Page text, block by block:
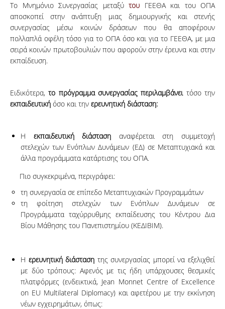
Το Μνημόνιο Συνεργασίας μεταξύ του ΓΕΕΘΑ και του ΟΠΑ
αποσκοπεί στην ανάπτυξη μιας δημιουργικής και στενής
συνεργασίας μέσω κοινών δράσεων που θα αποφέρουν
πολλαπλά οφέλη τόσο για το ΟΠΑ όσο και για το ΓΕΕΘΑ, με μια
σειρά κοινών πρωτοβουλιών που αφορούν στην έρευνα και στην
εκπαίδευση.
Ειδικότερα,το πρόγραμμα συνεργασίας περιλαμβάνειτόσο την
εκπαιδευτική όσο και την ερευνητική διάσταση:
Η εκπαιδευτική διάσταση αναφέρεται στη συμμετοχή
στελεχών των Ενόπλων Δυνάμεων (ΕΔ) σε Μεταπτυχιακά και
άλλα προγράμματα κατάρτισης του ΟΠΑ.
Πιο συγκεκριμένα, περιγράφει:
τη συνεργασία σε επίπεδο Μεταπτυχιακών Προγραμμάτων
τη φοίτηση στελεχών των Ενόπλων Δυνάμεων σε
Προγράμματα ταχύρρυθμης εκπαίδευσης του Κέντρου Δια
Βίου Μάθησης του Πανεπιστημίου (ΚΕΔΙΒΙΜ).
Η ερευνητική διάσταση της συνεργασίας μπορεί να εξελιχθεί
με δύο τρόπους: Αφενός με τις ήδη υπάρχουσες θεσμικές
πλατφόρμες (ενδεικτικά, Jean Monnet Centre of Excellence
on EU Multilateral Diplomacy) και αφετέρου με την εκκίνηση
νέων εγχειρημάτων, όπως: